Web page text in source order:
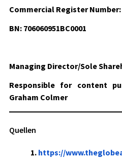
Commercial Register Number:
BN: 706060951BC0001
Managing Director/Sole
Responsible for content
Graham Colmer
Quellen
https://